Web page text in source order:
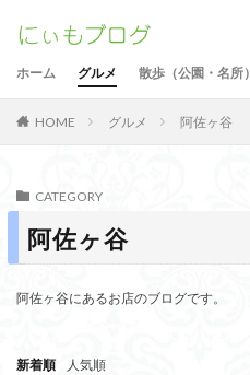
ホーム グルメ 散歩（公園・名所）
HOME グルメ 阿佐ヶ谷
CATEGORY
阿佐ヶ谷
阿佐ヶ谷にあるお店のブログです。
新着順 人気順